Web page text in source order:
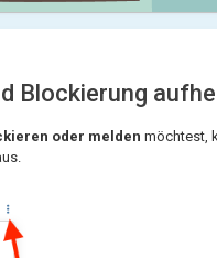
Blockierung
oder melden möchtest,